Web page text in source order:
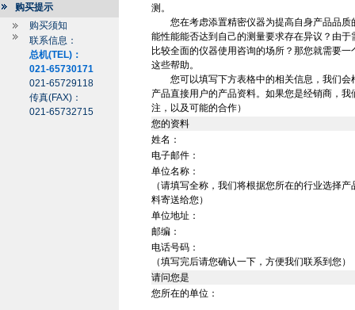
购买提示
购买须知
联系信息：
总机(TEL)：
021-65730171
021-65729118
传真(FAX)：
021-65732715
测。
您在考虑添置精密仪器为提高自身产品品质
能性能能否达到自己的测量要求存在异议？由
比较全面的仪器使用咨询的场所？那您就需要
这些帮助。
您可以填写下方表格中的相关信息，我们会
产品直接用户的产品资料。如果您是经销商，
注，以及可能的合作）
您的资料
姓名：
电子邮件：
单位名称：
（请填写全称，我们将根据您所在的行业选择产
料寄送给您）
单位地址：
邮编：
电话号码：
（填写完后请您确认一下，方便我们联系到您）
请问您是
您所在的单位：